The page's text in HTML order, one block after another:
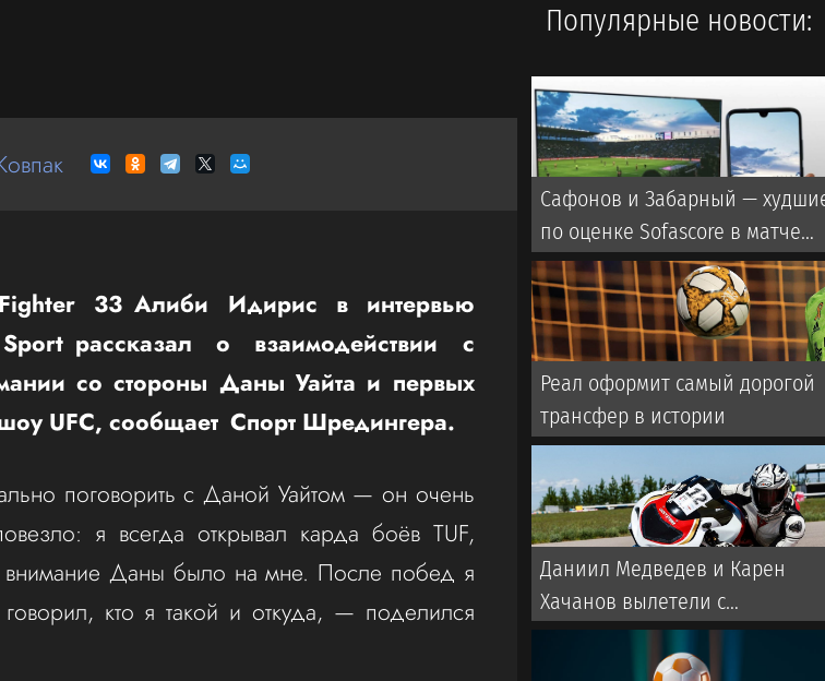
33 Алиби Идирис в интервью
Sport рассказал о взаимодействии с
со стороны Даны Уайта и первых
UFC, сообщает Спорт Шредингера.
поговорить с Даной Уайтом — он очень
я всегда открывал карда боёв TUF,
внимание Даны было на мне. После побед я
кто я такой и откуда, — поделился
Популярные новости:
Сафонов и Забарный —
по оценке Sofascore в матче
«ПСЖ» — «Мальорка»
Реал оформит самый дорогой
трансфер в истории
Даниил Медведев и Карен
Хачанов вылетели с
«Мастерса» в Монреале